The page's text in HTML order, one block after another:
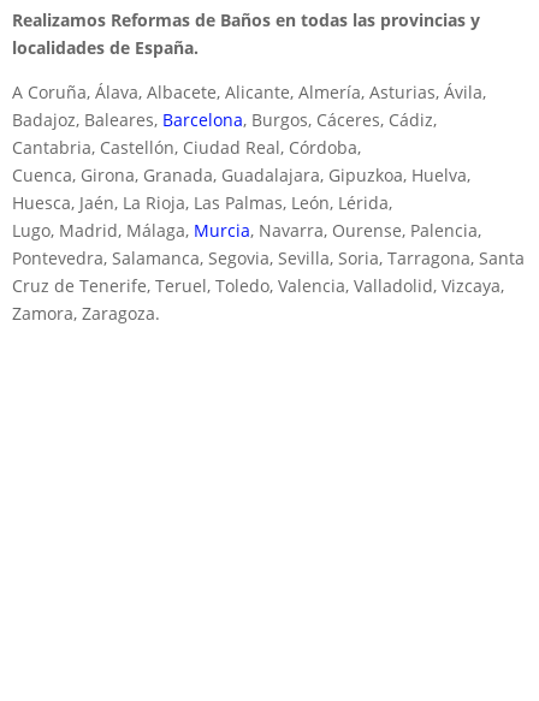
Realizamos Reformas de Baños en todas las provincias y
localidades de España.
A Coruña, Álava, Albacete, Alicante, Almería, Asturias, Ávila,
Badajoz, Baleares, Barcelona, Burgos, Cáceres, Cádiz,
Cantabria, Castellón, Ciudad Real, Córdoba,
Cuenca, Girona, Granada, Guadalajara, Gipuzkoa, Huelva,
Huesca, Jaén, La Rioja, Las Palmas, León, Lérida,
Lugo, Madrid, Málaga, Murcia, Navarra, Ourense, Palencia,
Pontevedra, Salamanca, Segovia, Sevilla, Soria, Tarragona, Santa
Cruz de Tenerife, Teruel, Toledo, Valencia, Valladolid, Vizcaya,
Zamora, Zaragoza.